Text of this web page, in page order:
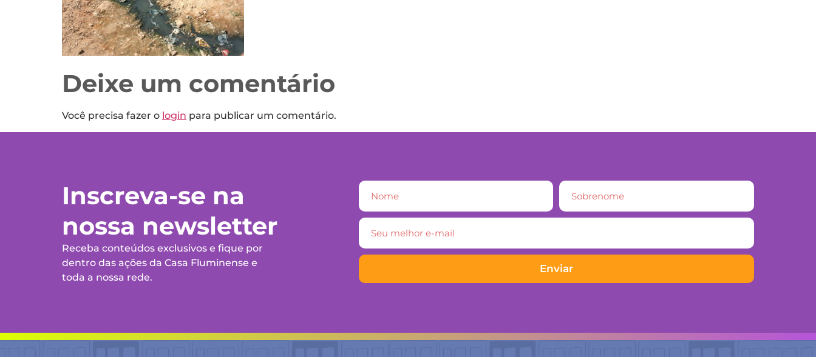
Deixe um comentário
Você precisa fazer o login para publicar um comentário.
Inscreva-se na
nossa newsletter
Receba conteúdos exclusivos e fique por
dentro das ações da Casa Fluminense e
toda a nossa rede.
Enviar